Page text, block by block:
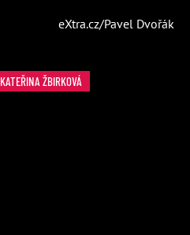
eXtra.cz/Pavel Dvořák
KATEŘINA ŽBIRKOVÁ